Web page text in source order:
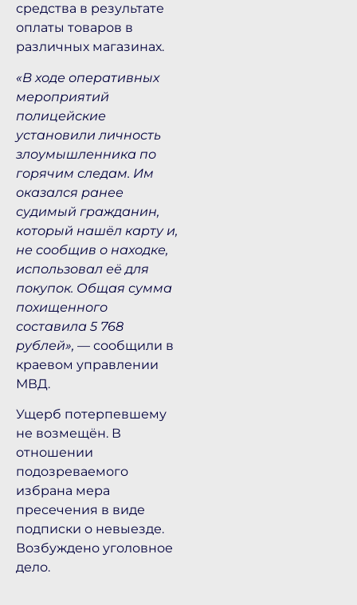
средства в результате
оплаты товаров в
различных магазинах.
«В ходе оперативных
мероприятий
полицейские
установили личность
злоумышленника по
горячим следам. Им
оказался ранее
судимый гражданин,
который нашёл карту и,
не сообщив о находке,
использовал её для
покупок. Общая сумма
похищенного
составила 5 768
рублей», — сообщили в
краевом управлении
МВД.
Ущерб потерпевшему
не возмещён. В
отношении
подозреваемого
избрана мера
пресечения в виде
подписки о невыезде.
Возбуждено уголовное
дело.